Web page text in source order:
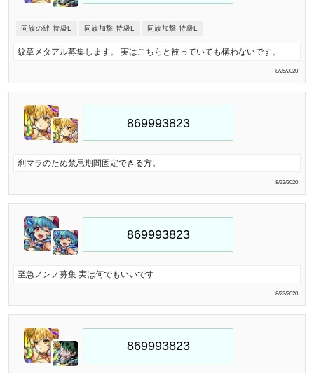
同族の絆 特級L 同族加撃 特級L 同族加撃 特級L
紋章メタアル募集します。 実はこちらと被っていても構わないです。
8/25/2020
刹マラのため禁忌期間固定できる方。
8/23/2020
至急ノンノ募集 実は何でもいいです
8/23/2020